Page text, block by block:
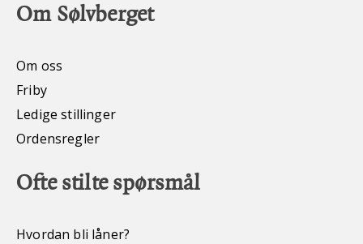
Om Sølvberget
Om oss
Friby
Ledige stillinger
Ordensregler
Ofte stilte spørsmål
Hvordan bli låner?